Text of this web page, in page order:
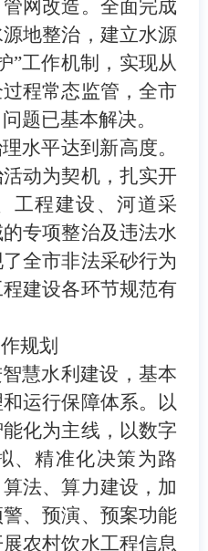
网改造。 全面完成
地整治，建立水源
”工作机制，实现从
程常态监管， 全市
题已基本解决。
水平达到新高度。
动为契机，扎实开
工程建设、河道采
的专项整治及违法水
全市非法采砂行为
建设各环节规范有
规划
智慧水利建设，基本
运行保障体系。
以
化为主线，以数字
、精准化决策为路
法、算力建设，加
、预演、预案功能
农村饮水工程信息